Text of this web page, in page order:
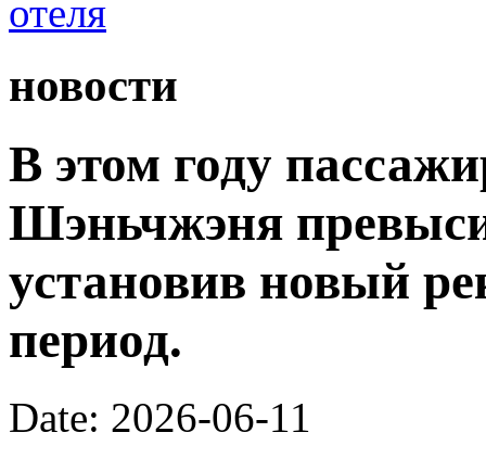
новости
В этом году
Шэньчжэня
установив новый
период.
Date: 2026-06-11